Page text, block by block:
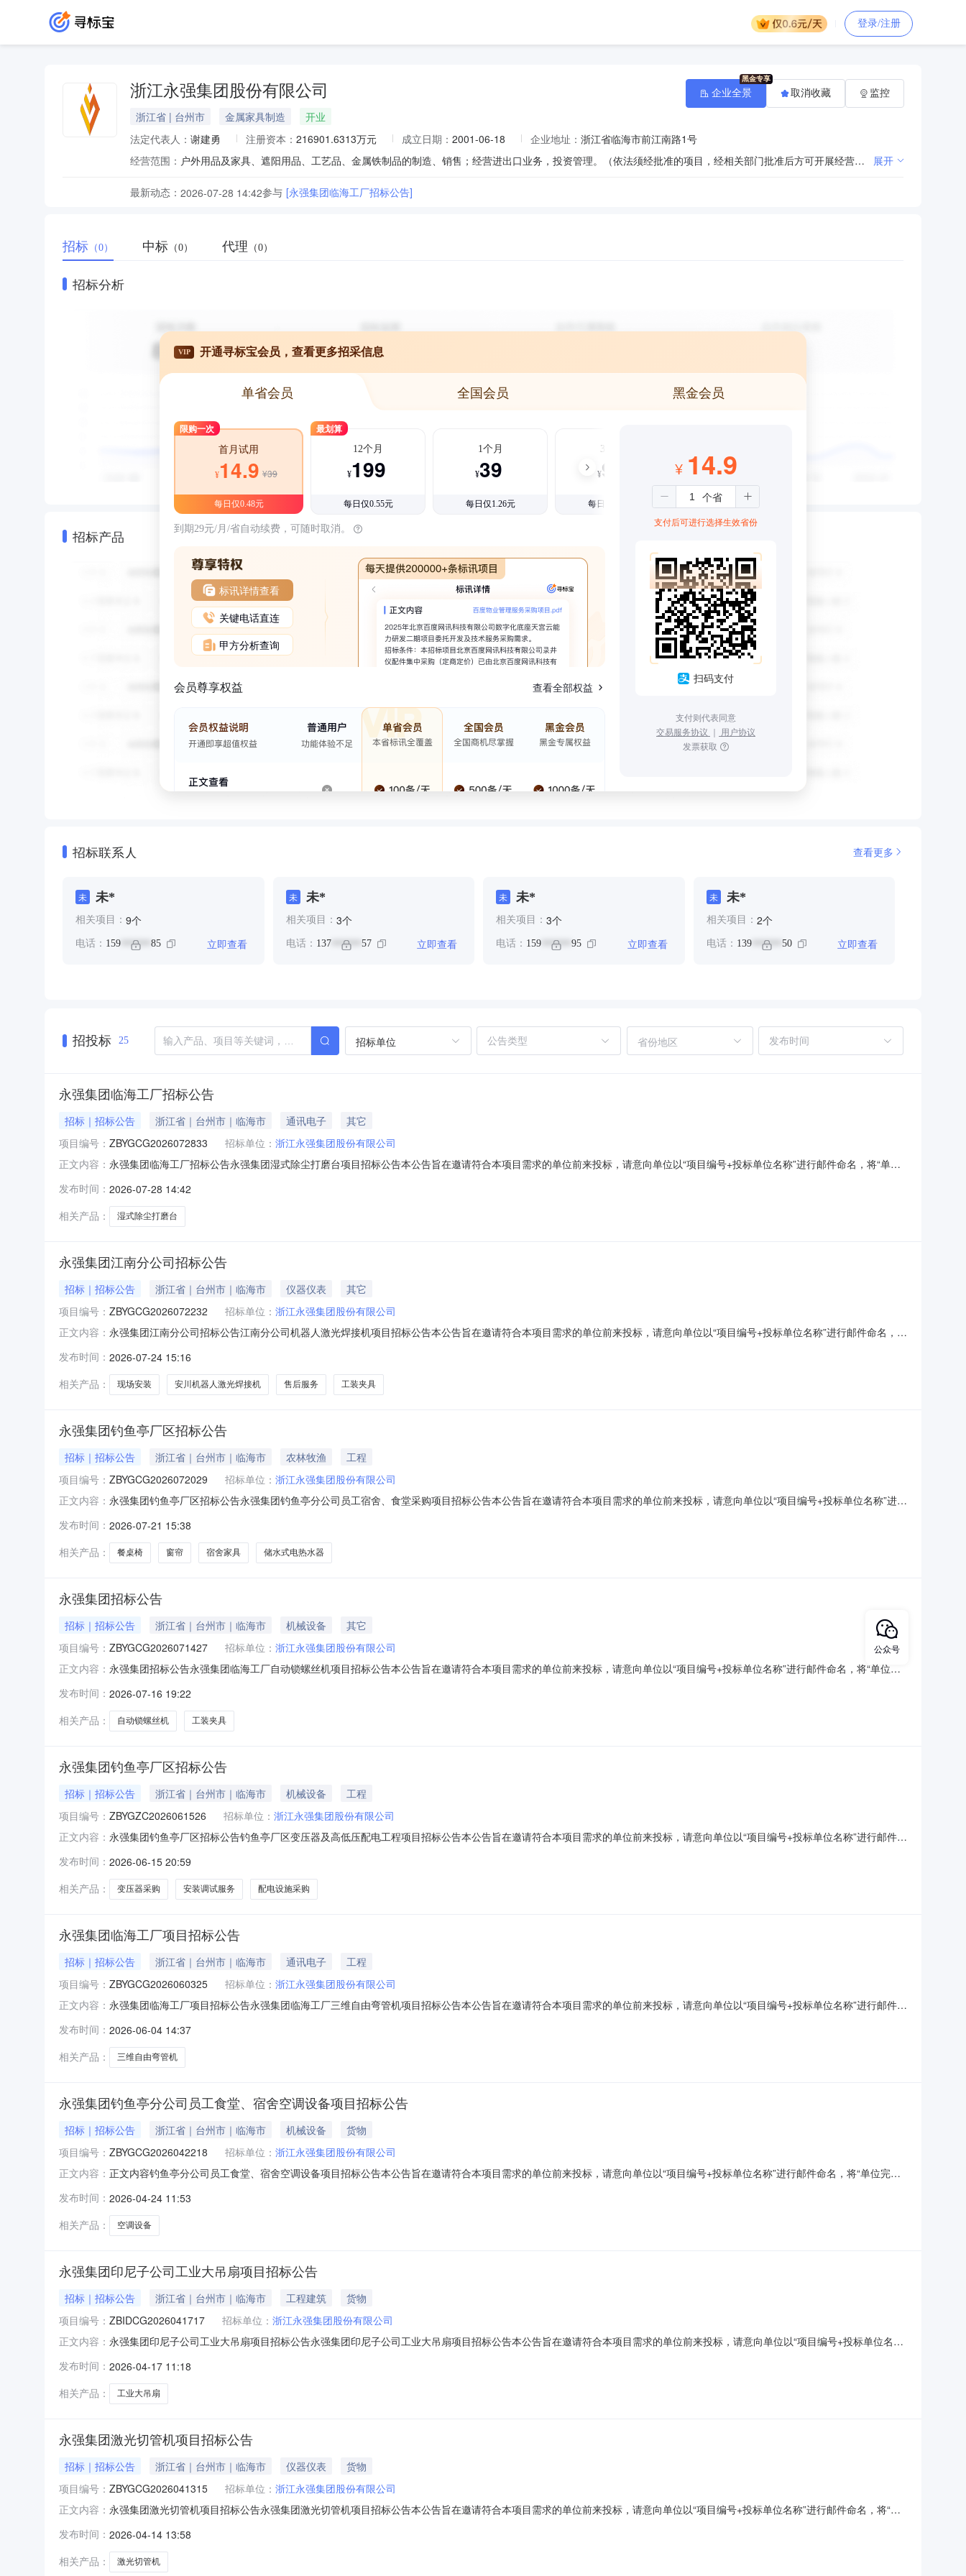
登录/注册
浙江永强集团股份有限公司
浙江省 | 台州市 金属家具制造
开业
法定代表人： 谢建勇 注册资本： 216901.6313万元 成立日期： 2001-06-18 企业地址： 浙江省临海市前江南路1号
经营范围：
户外用品及家具、遮阳用品、工艺品、金属铁制品的制造、销售；经营进出口业务，投资管理。（依法须经批准的项目，经相关部门批准后方可开展经营活动） 展开
最新动态： 2026-07-28 14:42参与 [永强集团临海工厂招标公告]
企业全景 取消收藏 监控
招标 （0） 中标 （0） 代理 （0）
招标分析
招标产品
VIP 开通寻标宝会员，查看更多招采信息
单省会员 全国会员 黑金会员
限购一次
首月试用
¥14.9 ¥39
每日仅0.48元
最划算
12个月
¥199
每日仅0.55元
1个月
¥39
每日仅1.26元
3个月
¥99
每日仅1.08元
到期29元/月/省自动续费，可随时取消。
标讯详情查看
关键电话直连
甲方分析查询
会员尊享权益 查看全部权益
¥ 14.9
支付后可进行选择生效省份
扫码支付
支付则代表同意
交易服务协议 ｜ 用户协议
发票获取
招标联系人 查看更多
未 未*
相关项目： 9个
电话： 159 ****** 85 立即查看
未 未*
相关项目： 3个
电话： 137 ****** 57 立即查看
未 未*
相关项目： 3个
电话： 159 ****** 95 立即查看
未 未*
相关项目： 2个
电话： 139****** 50 立即查看
招投标 25 招标单位 省份地区
永强集团临海工厂招标公告
招标｜招标公告 浙江省｜台州市｜临海市 通讯电子
其它
项目编号： ZBYGCG2026072833 招标单位： 浙江永强集团股份有限公司
正文内容： 永强集团临海工厂招标公告永强集团湿式除尘打磨台项目招标公告本公告旨在邀请符合本项目需求的单位前来投标，请意向单位以“项目编号+投标单位名称”进行邮件命名，将“单位
道大洋街道前江南路1号。项目名称：永强集团临海工厂湿式除尘打磨台项目编号：ZBYGCG2026072833需求概况：永强集团临海工厂（柘溪厂区8台）（前江厂区10台）（江南厂
区6台）一共采购24台湿式
发布时间： 2026-07-28 14:42
相关产品：
湿式除尘打磨台
永强集团江南分公司招标公告
招标｜招标公告 浙江省｜台州市｜临海市 仪器仪表
其它
项目编号： ZBYGCG2026072232 招标单位： 浙江永强集团股份有限公司
正文内容： 永强集团江南分公司招标公告江南分公司机器人激光焊接机项目招标公告本公告旨在邀请符合本项目需求的单位前来投标，请意向单位以“项目编号+投标单位名称”进行邮件命名，
江南街道汇丰南路1399号（江南厂区）项目名称：永强集团江南工厂安川机器人激光焊接机项目编号：ZBYGCG2026072232需求概况：永强集团临海工厂（江南厂区）采购一套安
川机器人激光焊接机及配套的
发布时间： 2026-07-24 15:16
相关产品：
现场安装 安川机器人激光焊接机 售后服务 工装夹具
永强集团钓鱼亭厂区招标公告
招标｜招标公告 浙江省｜台州市｜临海市 农林牧渔
工程
项目编号： ZBYGCG2026072029 招标单位： 浙江永强集团股份有限公司
正文内容： 永强集团钓鱼亭厂区招标公告永强集团钓鱼亭分公司员工宿舍、食堂采购项目招标公告本公告旨在邀请符合本项目需求的单位前来投标，请意向单位以“项目编号+投标单位名称”进行
浙江省临海市邵家渡街道钓鱼亭村浙江永强集团钓鱼亭厂区1项目一项目名称：永强集团钓鱼亭分公司员工宿舍热水器项目项目编号：ZBYGCG2026072029需求概况:永强集团钓鱼
亭分公司员工宿舍配套热水器
发布时间： 2026-07-21 15:38
相关产品：
餐桌椅 窗帘 宿舍家具 储水式电热水器
永强集团招标公告
招标｜招标公告 浙江省｜台州市｜临海市 机械设备
其它
项目编号： ZBYGCG2026071427 招标单位： 浙江永强集团股份有限公司
正文内容： 永强集团招标公告永强集团临海工厂自动锁螺丝机项目招标公告本公告旨在邀请符合本项目需求的单位前来投标，请意向单位以“项目编号+投标单位名称”进行邮件命名，将“单位完
路1号（前江厂区）项目名称：永强集团临海工厂自动锁螺丝机项目项目编号：ZBYGCG2026071427需求概况：永强集团临海工厂（前江厂区）采购一套自动锁螺丝机及工装夹具
用作仿木条、板条等桌面的组装，
发布时间： 2026-07-16 19:22
相关产品：
自动锁螺丝机 工装夹具
永强集团钓鱼亭厂区招标公告
招标｜招标公告 浙江省｜台州市｜临海市 机械设备
工程
项目编号： ZBYGZC2026061526 招标单位： 浙江永强集团股份有限公司
正文内容： 永强集团钓鱼亭厂区招标公告钓鱼亭厂区变压器及高低压配电工程项目招标公告本公告旨在邀请符合本项目需求的单位前来投标，请意向单位以“项目编号+投标单位名称”进行邮件命
家渡街道钓鱼亭村（浙江永强集团钓鱼亭厂区）项目名称：浙江永强集团股份有限公司钓鱼亭厂区生活区新建1600kva变压器及高低压配电工程项目编号：ZBYGZC2026061526需
求概况：新建1台160
发布时间： 2026-06-15 20:59
相关产品：
变压器采购 安装调试服务 配电设施采购
永强集团临海工厂项目招标公告
招标｜招标公告 浙江省｜台州市｜临海市 通讯电子
工程
项目编号： ZBYGCG2026060325 招标单位： 浙江永强集团股份有限公司
正文内容： 永强集团临海工厂项目招标公告永强集团临海工厂三维自由弯管机项目招标公告本公告旨在邀请符合本项目需求的单位前来投标，请意向单位以“项目编号+投标单位名称”进行邮件命
临海市大洋街道前江南路1号（前江厂区）、柘溪路369号（柘溪厂区）项目名称：永强集团临海工厂三维自由弯管机项目项目编号：ZBYGCG2026060325需求概况：永强集团临海
工厂采购2台三维自由弯管
发布时间： 2026-06-04 14:37
相关产品：
三维自由弯管机
永强集团钓鱼亭分公司员工食堂、宿舍空调设备项目招标公告
招标｜招标公告 浙江省｜台州市｜临海市 机械设备
货物
项目编号： ZBYGCG2026042218 招标单位： 浙江永强集团股份有限公司
正文内容： 正文内容钓鱼亭分公司员工食堂、宿舍空调设备项目招标公告本公告旨在邀请符合本项目需求的单位前来投标，请意向单位以“项目编号+投标单位名称”进行邮件命名，将“单位完整
村浙江永强集团钓鱼亭厂区项目名称：永强集团钓鱼亭分公司员工食堂、宿舍空调设备项目项目编号：ZBYGCG2026042218需求概况：永强集团钓鱼亭分公司员工食堂餐厅空调设
备采购，食堂一楼餐厅平面面积约
发布时间： 2026-04-24 11:53
相关产品：
空调设备
永强集团印尼子公司工业大吊扇项目招标公告
招标｜招标公告 浙江省｜台州市｜临海市 工程建筑
货物
项目编号： ZBIDCG2026041717 招标单位： 浙江永强集团股份有限公司
正文内容： 永强集团印尼子公司工业大吊扇项目招标公告永强集团印尼子公司工业大吊扇项目招标公告本公告旨在邀请符合本项目需求的单位前来投标，请意向单位以“项目编号+投标单位名
度尼西亚中爪哇省三宝垄市巴塘工业园区（KawasanIndustriTerpaduBatangKavelingB08,JalanKimia1,Desa/KelurahanSawangan,Kec.Gr
发布时间： 2026-04-17 11:18
相关产品：
工业大吊扇
永强集团激光切管机项目招标公告
招标｜招标公告 浙江省｜台州市｜临海市 仪器仪表
货物
项目编号： ZBYGCG2026041315 招标单位： 浙江永强集团股份有限公司
正文内容： 永强集团激光切管机项目招标公告永强集团激光切管机项目招标公告本公告旨在邀请符合本项目需求的单位前来投标，请意向单位以“项目编号+投标单位名称”进行邮件命名，将“单
江南路1号（前江厂区）、柘溪路369号（柘溪厂区）项目名称：永强集团激光切管机项目项目编号：ZBYGCG2026041315需求概况：现需要6台3000W激光切管机配柏楚系统，并
提供安装调试和相应的售
发布时间： 2026-04-14 13:58
相关产品：
激光切管机
公众号